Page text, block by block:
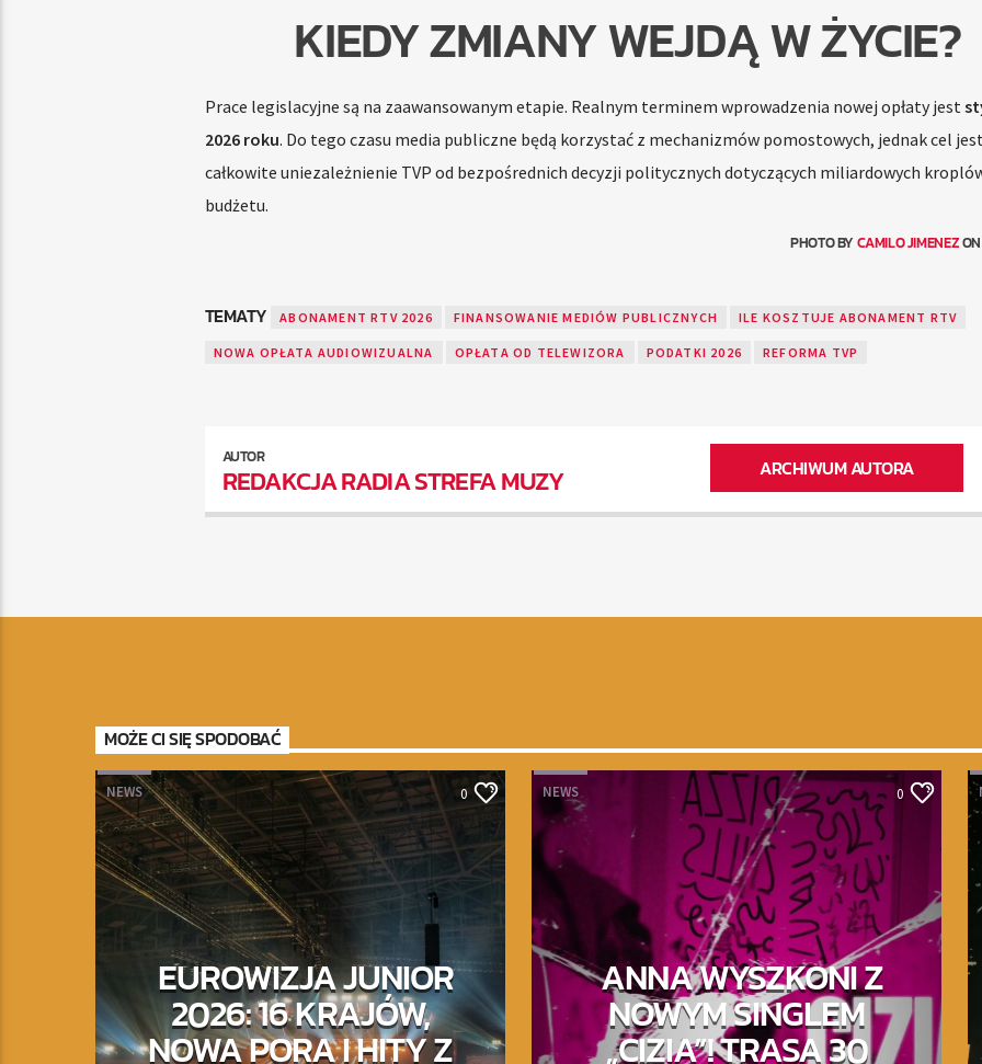
KIEDY ZMIANY WEJDĄ W ŻYCIE?
Prace legislacyjne są na zaawansowanym etapie. Realnym terminem wprowadzenia nowej opłaty jest
2026 roku. Do tego czasu media publiczne będą korzystać z mechanizmów pomostowych, jednak cel
całkowite uniezależnienie TVP od bezpośrednich decyzji politycznych dotyczących miliardowych
budżetu.
PHOTO BY CAMILO JIMENEZ
TEMATY ABONAMENT RTV 2026 FINANSOWANIE MEDIÓW PUBLICZNYCH ILE KOSZTUJE ABONAMENT RTV
NOWA OPŁATA AUDIOWIZUALNA OPŁATA OD TELEWIZORA PODATKI 2026 REFORMA TVP
AUTOR
REDAKCJA RADIA STREFA MUZY ARCHIWUM AUTORA
MOŻE CI SIĘ SPODOBAĆ
NEWS 0
EUROWIZJA JUNIOR
2026: 16 KRAJÓW,
NOWA PORA I HITY Z
NEWS 0
ANNA WYSZKONI Z
NOWYM SINGLEM
„CIZIA”! TRASA 30